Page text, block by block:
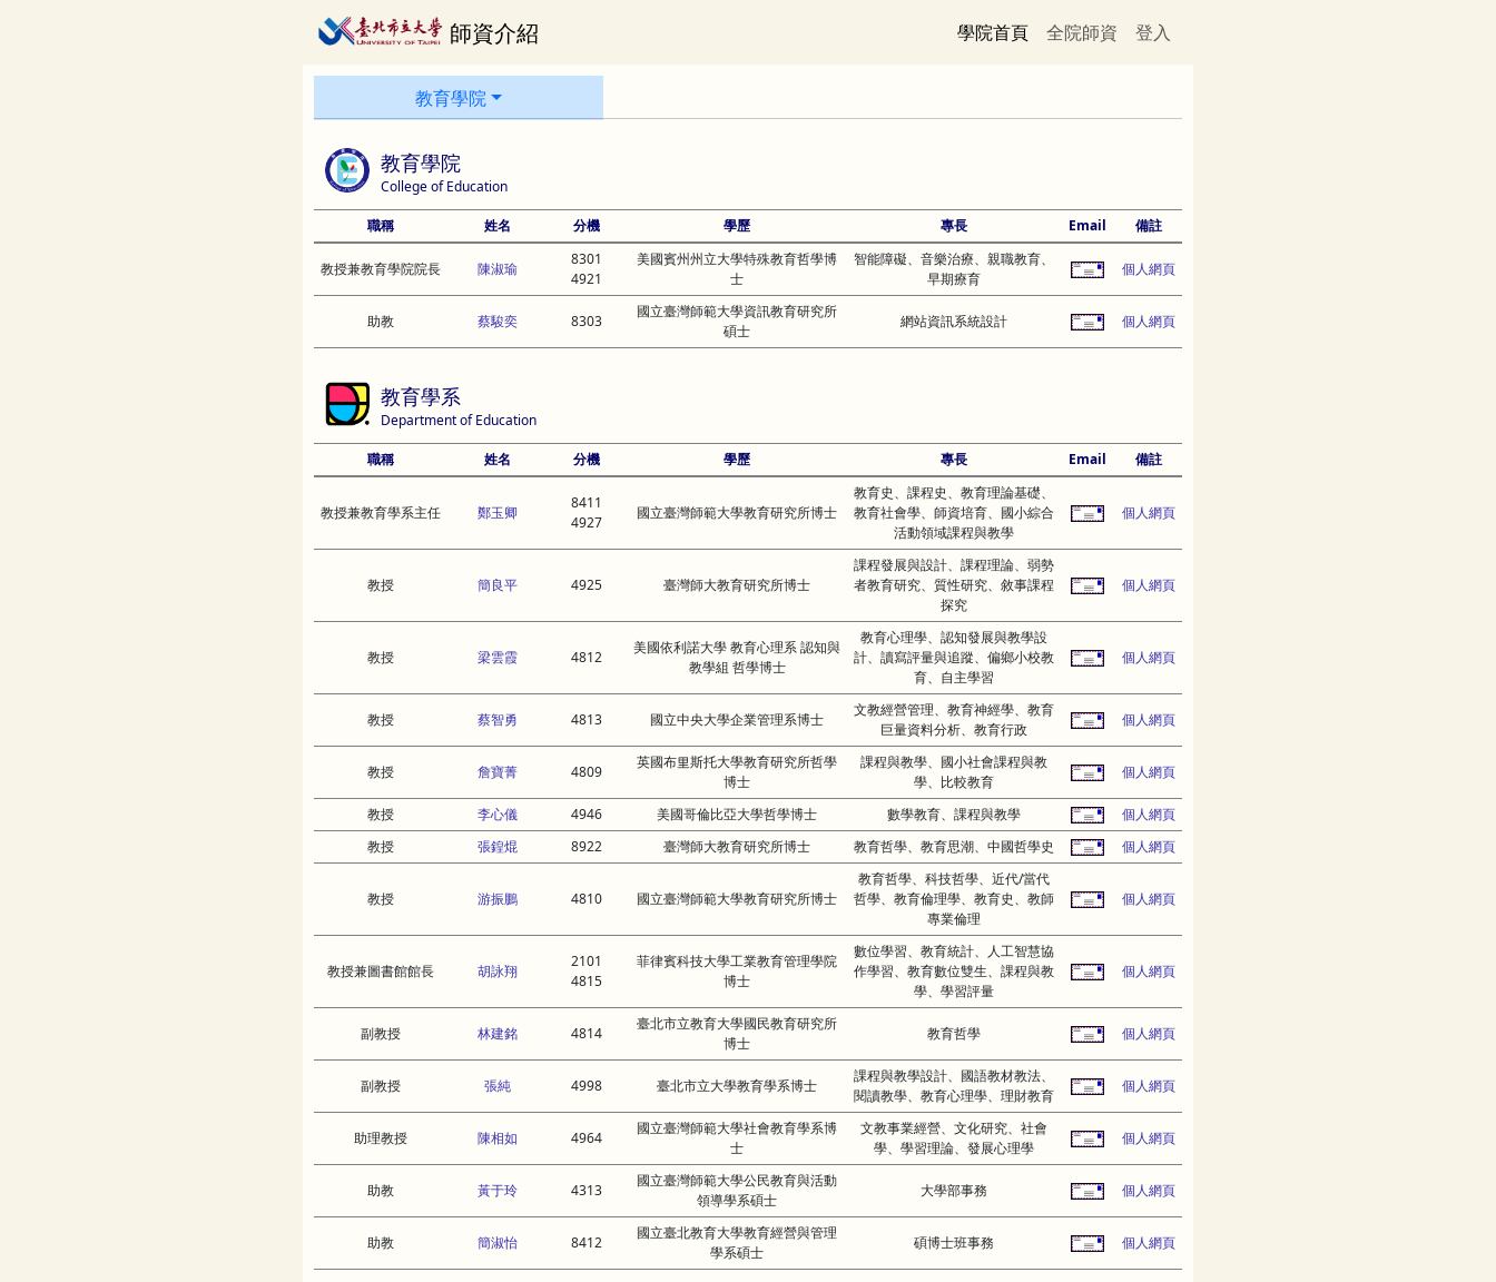
師資介紹 學院首頁 全院師資 登入
教育學院
教育學院
College of Education
職稱 姓名 分機 學歷 專長 Email 備註
教授兼教育學院院長 陳淑瑜
8301
4921
美國賓州州立大學特殊教育哲學博
士
智能障礙、音樂治療、親職教育、
早期療育
個人網頁
助教 蔡駿奕 8303
國立臺灣師範大學資訊教育研究所
碩士
網站資訊系統設計 個人網頁
教育學系
Department of Education
職稱 姓名 分機 學歷 專長 Email 備註
教授兼教育學系主任 鄭玉卿
8411
4927
國立臺灣師範大學教育研究所博士
教育史、課程史、教育理論基礎、
教育社會學、師資培育、國小綜合
活動領域課程與教學
個人網頁
教授 簡良平 4925 臺灣師大教育研究所博士
課程發展與設計、課程理論、弱勢
者教育研究、質性研究、敘事課程
探究
個人網頁
教授 梁雲霞 4812
美國依利諾大學 教育心理系 認知與
教學組 哲學博士
教育心理學、認知發展與教學設
計、讀寫評量與追蹤、偏鄉小校教
育、自主學習
個人網頁
教授 蔡智勇 4813 國立中央大學企業管理系博士
文教經營管理、教育神經學、教育
巨量資料分析、教育行政
個人網頁
教授 詹寶菁 4809
英國布里斯托大學教育研究所哲學
博士
課程與教學、國小社會課程與教
學、比較教育
個人網頁
教授 李心儀 4946 美國哥倫比亞大學哲學博士 數學教育、課程與教學
個人網頁
教授
張鍠焜 8922 臺灣師大教育研究所博士 教育哲學、教育思潮、中國哲學史 個人網頁
教授 游振鵬 4810 國立臺灣師範大學教育研究所博士
教育哲學、科技哲學、近代/當代
哲學、教育倫理學、教育史、教師
專業倫理
個人網頁
教授兼圖書館館長 胡詠翔
2101
4815
菲律賓科技大學工業教育管理學院
博士
數位學習、教育統計、人工智慧協
作學習、教育數位雙生、課程與教
學、學習評量
個人網頁
副教授 林建銘 4814
臺北市立教育大學國民教育研究所
博士
教育哲學 個人網頁
副教授 張純 4998 臺北市立大學教育學系博士
課程與教學設計、國語教材教法、
閱讀教學、教育心理學、理財教育
個人網頁
助理教授 陳相如 4964
國立臺灣師範大學社會教育學系博
士
文教事業經營、文化研究、社會
學、學習理論、發展心理學
個人網頁
助教 黃于玲 4313
國立臺灣師範大學公民教育與活動
領導學系碩士
大學部事務 個人網頁
助教 簡淑怡 8412
國立臺北教育大學教育經營與管理
學系碩士
碩博士班事務 個人網頁